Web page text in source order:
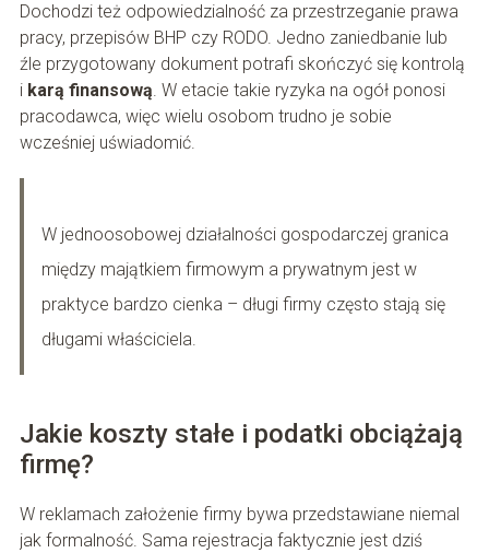
Dochodzi też odpowiedzialność za przestrzeganie prawa
pracy, przepisów BHP czy RODO. Jedno zaniedbanie lub
źle przygotowany dokument potrafi skończyć się kontrolą
i karą finansową. W etacie takie ryzyka na ogół ponosi
pracodawca, więc wielu osobom trudno je sobie
wcześniej uświadomić.
W jednoosobowej działalności gospodarczej granica
między majątkiem firmowym a prywatnym jest w
praktyce bardzo cienka – długi firmy często stają się
długami właściciela.
Jakie koszty stałe i podatki obciążają
firmę?
W reklamach założenie firmy bywa przedstawiane niemal
jak formalność. Sama rejestracja faktycznie jest dziś